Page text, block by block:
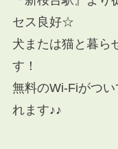
セス良好☆
犬または猫と暮ら
す！
無料のWi-Fiがつ
れます♪♪